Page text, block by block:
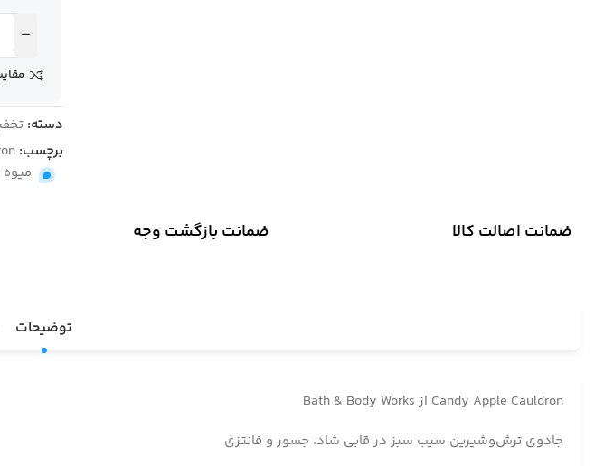
دسته:
برچسب:
,
ضمانت اصالت کالا ضمانت بازگشت وجه
توضیحات
Candy Apple Cauldron از Bath & Body Works
جادوی ترش‌وشیرین سیب سبز در قابی شاد، جسور و فانتزی